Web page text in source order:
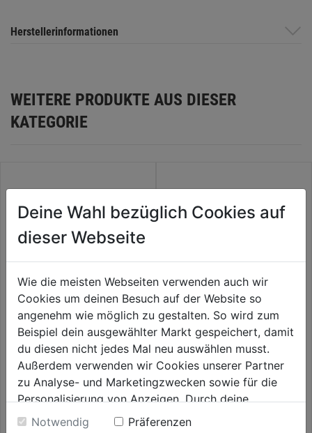
Herstellerinformationen
WEITERE PRODUKTE AUS DIESER
KATEGORIE
Schnitzersatz 12 teilig
0.0 (0)
0.0
von
5
Sternen.
39,99€
0.0 (0)
0.0
von
5
Sternen.
42,59€
Deine Wahl bezüglich Cookies auf
dieser Webseite
Wie die meisten Webseiten verwenden auch wir
Cookies um deinen Besuch auf der Website so
angenehm wie möglich zu gestalten. So wird zum
Beispiel dein ausgewählter Markt gespeichert, damit
du diesen nicht jedes Mal neu auswählen musst.
Außerdem verwenden wir Cookies unserer Partner
zu Analyse- und Marketingzwecken sowie für die
Personalisierung von Anzeigen. Durch deine
Einwilligung werden die Daten von Drittanbieter,
Notwendig
Präferenzen